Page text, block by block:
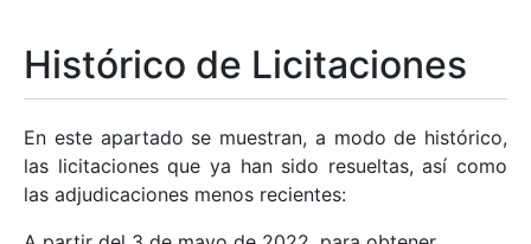
Mostrar/Ocultar
Mostrar/Ocultar
Histórico de Licitaciones
En este apartado se muestran, a modo de histórico,
las licitaciones que ya han sido resueltas, así como
las adjudicaciones menos recientes: